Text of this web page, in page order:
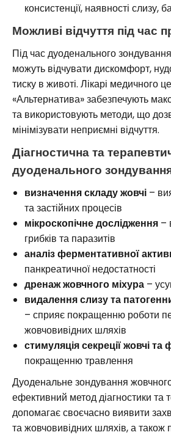
консистенції, наявності слизу,
Можливі відчуття під час
Під час дуоденального
можуть відчувати дискомфорт,
тиску в животі. Лікарі медичного
«Альтернатива» забезпечують
та використовують методи, що
мінімізувати неприємні відчуття.
Діагностична та
дуоденального
визначення складу жовчі –
та застійних процесів
мікроскопічне дослідження –
грибків та паразитів
аналіз ферментативної
панкреатичної недостатності
дренаж жовчного міхура –
видалення слизу та
– сприяє покращенню роботи
жовчовивідних шляхів
стимуляція секреції жовчі та
покращенню травлення
Дуоденальне зондування
ефективний метод діагностики та
допомагає своєчасно виявити
та жовчовивідних шляхів, а також